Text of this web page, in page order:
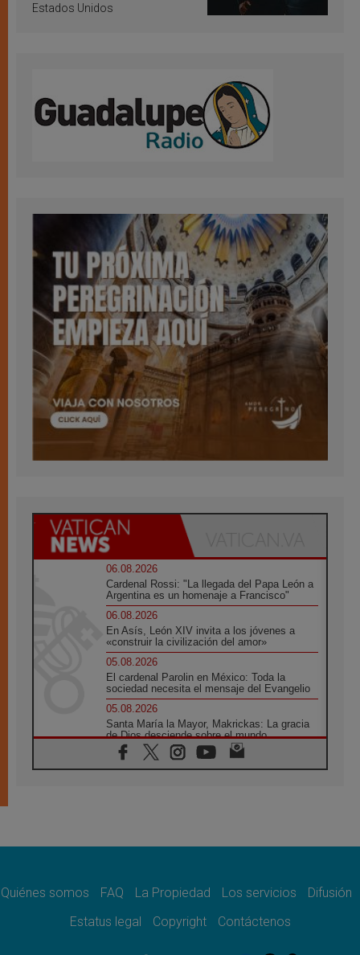
Estados Unidos
06.08.2026
Cardenal Rossi: "La llegada del Papa León a
Argentina es un homenaje a Francisco"
06.08.2026
En Asís, León XIV invita a los jóvenes a
«construir la civilización del amor»
05.08.2026
El cardenal Parolin en México: Toda la
sociedad necesita el mensaje del Evangelio
05.08.2026
Santa María la Mayor, Makrickas: La gracia
de Dios desciende sobre el mundo
05.08.2026
Cristianos y confucianos: Respeto y
dolor, una Iglesia que no se rinde"
La Fuerza del "Círculo de Héroes" con el
Quiénes somos FAQ La Propiedad Los servicios
Difusión
Estatus legal
Copyright Contáctenos